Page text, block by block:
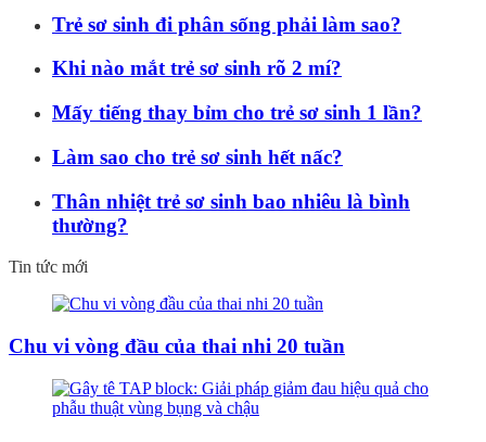
Trẻ sơ sinh đi phân sống phải làm sao?
Khi nào mắt trẻ sơ sinh rõ 2 mí?
Mấy tiếng thay bỉm cho trẻ sơ sinh 1 lần?
Làm sao cho trẻ sơ sinh hết nấc?
Thân nhiệt trẻ sơ sinh bao nhiêu là bình
thường?
Tin tức mới
Chu vi vòng đầu của thai nhi 20 tuần